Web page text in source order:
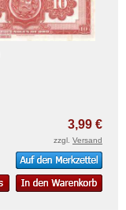
3,99 €
zzgl. Versand